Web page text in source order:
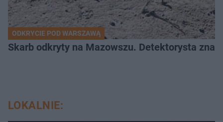
ODKRYCIE POD WARSZAWĄ
Skarb odkryty na Mazowszu. Detektorysta
LOKALNIE: